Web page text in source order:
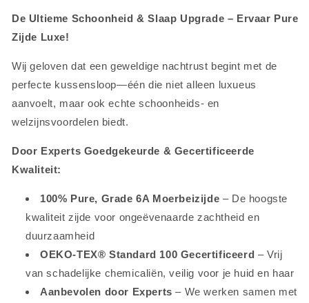
De Ultieme Schoonheid & Slaap Upgrade – Ervaar Pure
Zijde Luxe!
Wij geloven dat een geweldige nachtrust begint met de
perfecte kussensloop—één die niet alleen luxueus
aanvoelt, maar ook echte schoonheids- en
welzijnsvoordelen biedt.
Door Experts Goedgekeurde & Gecertificeerde
Kwaliteit:
100% Pure, Grade 6A Moerbeizijde – De hoogste
kwaliteit zijde voor ongeëvenaarde zachtheid en
duurzaamheid
OEKO-TEX® Standard 100 Gecertificeerd – Vrij
van schadelijke chemicaliën, veilig voor je huid en haar
Aanbevolen door Experts – We werken samen met